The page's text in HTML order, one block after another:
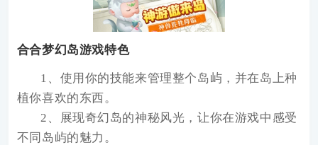
合合梦幻岛游戏特色
1、使用你的技能来管理整个岛屿，并在岛上种
植你喜欢的东西。
2、展现奇幻岛的神秘风光，让你在游戏中感受
不同岛屿的魅力。